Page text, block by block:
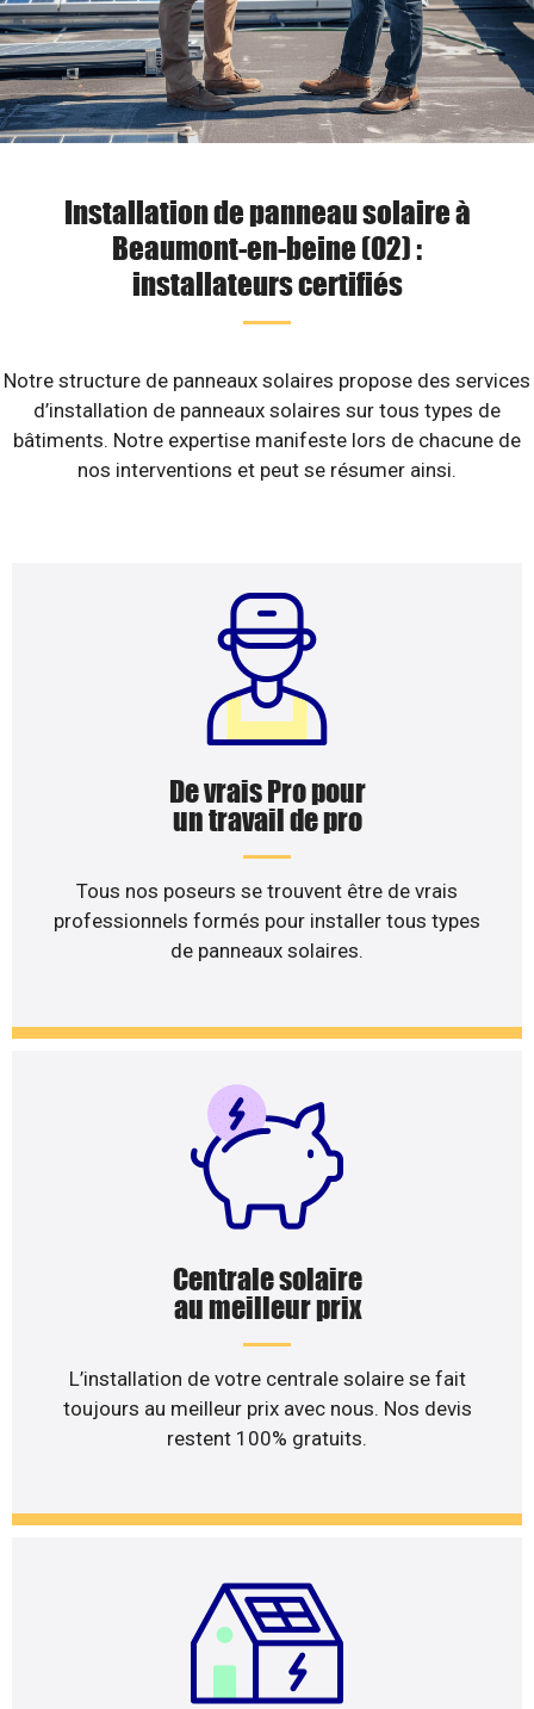
Installation de panneau solaire à
Beaumont-en-beine (02) :
installateurs certifiés
Notre structure de panneaux solaires propose des services
d’installation de panneaux solaires sur tous types de
bâtiments. Notre expertise manifeste lors de chacune de
nos interventions et peut se résumer ainsi.
De vrais Pro pour
un travail de pro
Tous nos poseurs se trouvent être de vrais
professionnels formés pour installer tous types
de panneaux solaires.
Centrale solaire
au meilleur prix
L’installation de votre centrale solaire se fait
toujours au meilleur prix avec nous. Nos devis
restent 100% gratuits.